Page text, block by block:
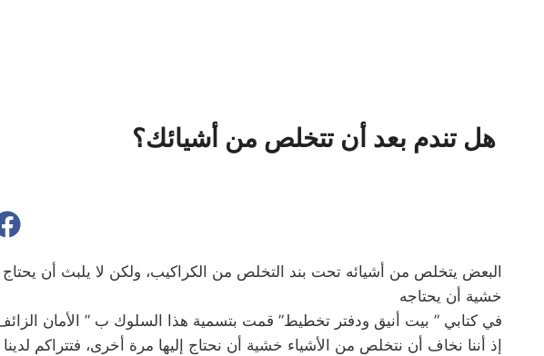
هل تندم بعد أن تتخلص من أشيائك؟
البعض يتخلص من أشيائه تحت بند التخلص من الكراكيب، ولكن لا يلبث أن يحتاج
خشية أن يحتاجه
في كتابي ” بيت أنيق ودفتر تخطيط” قمت بتسمية هذا السلوك ب ” الأمان
إذ أننا نخاف أن نتخلص من الأشياء خشية أن نحتاج إليها مرة أخرى، فتتراكم